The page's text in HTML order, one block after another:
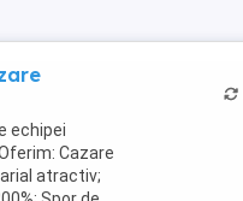
echipei
Cazare
atractiv;